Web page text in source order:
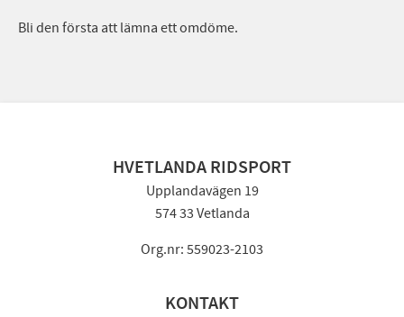
Bli den första att lämna ett omdöme.
HVETLANDA RIDSPORT
Upplandavägen 19
574 33 Vetlanda
Org.nr: 559023-2103
KONTAKT